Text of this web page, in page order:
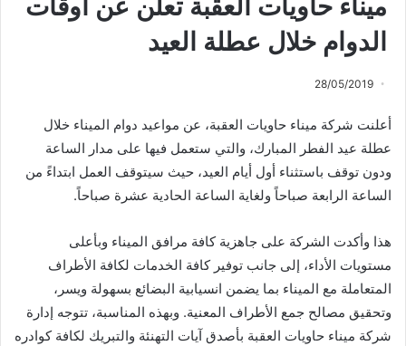
ميناء حاويات العقبة تعلن عن أوقات
الدوام خلال عطلة العيد
28/05/2019
أعلنت شركة ميناء حاويات العقبة، عن مواعيد دوام الميناء خلال
عطلة عيد الفطر المبارك، والتي ستعمل فيها على مدار الساعة
ودون توقف باستثناء أول أيام العيد، حيث سيتوقف العمل ابتداءً من
الساعة الرابعة صباحاً ولغاية الساعة الحادية عشرة صباحاً.
هذا وأكدت الشركة على جاهزية كافة مرافق الميناء وبأعلى
مستويات الأداء، إلى جانب توفير كافة الخدمات لكافة الأطراف
المتعاملة مع الميناء بما يضمن انسيابية البضائع بسهولة ويسر،
وتحقيق مصالح جمع الأطراف المعنية. وبهذه المناسبة، تتوجه إدارة
شركة ميناء حاويات العقبة بأصدق آيات التهنئة والتبريك لكافة كوادره